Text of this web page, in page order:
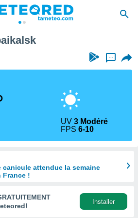
...
UV3 Modéré
FPS6-10
canicule attendue la semaine
France !
Installer